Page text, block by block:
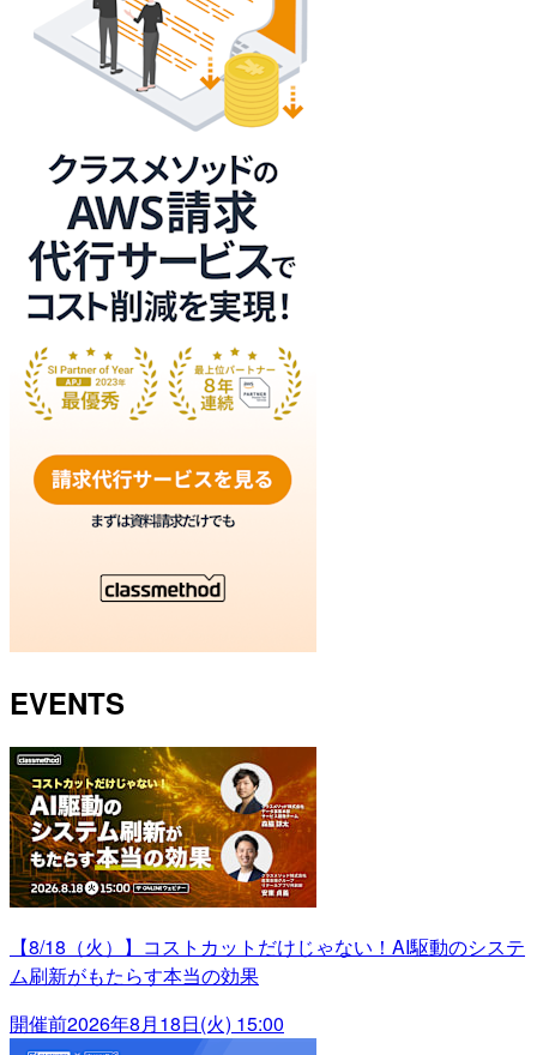
EVENTS
【8/18（火）】コストカットだけじゃない！AI駆動のシステ
ム刷新がもたらす本当の効果
開催前2026年8月18日(火) 15:00